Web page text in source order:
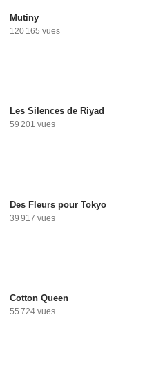
Mutiny
120 165 vues
Les Silences de Riyad
59 201 vues
Des Fleurs pour Tokyo
39 917 vues
Cotton Queen
55 724 vues